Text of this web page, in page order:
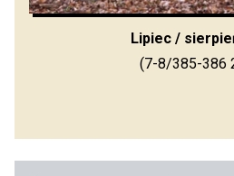
Lipiec /
(7-8/385-386